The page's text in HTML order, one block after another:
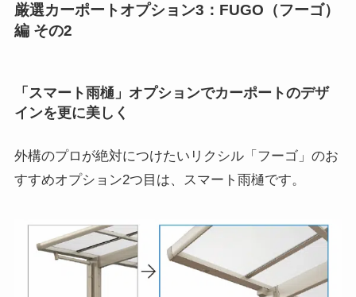
厳選カーポートオプション3：FUGO（フーゴ）
編 その2
「スマート雨樋」オプションでカーポートのデザ
インを更に美しく
外構のプロが絶対につけたいリクシル「フーゴ」のお
すすめオプション2つ目は、スマート雨樋です。